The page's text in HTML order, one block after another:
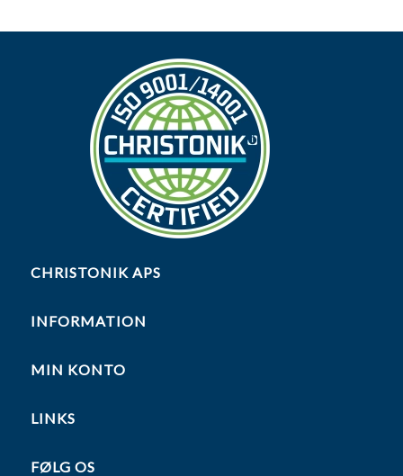
CHRISTONIK APS
INFORMATION
MIN KONTO
LINKS
FØLG OS